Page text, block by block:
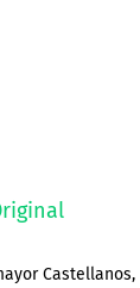
Castellanos,